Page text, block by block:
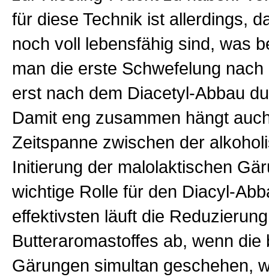
für diese Technik ist allerdings,
noch voll lebensfähig sind, was
man die erste Schwefelung
erst nach dem Diacetyl-Abbau
Damit eng zusammen hängt
Zeitspanne zwischen der
Initierung der malolaktischen
wichtige Rolle für den Diacyl-
effektivsten läuft die
Butteraromastoffes ab, wenn die
Gärungen simultan geschehen,